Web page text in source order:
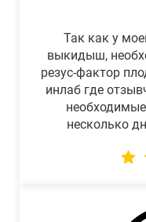
Так как у
выкидыш,
резус-фактор
инлаб где
несколько